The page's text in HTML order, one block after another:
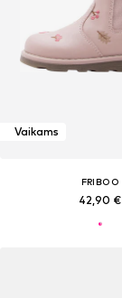
Vaikams
FRIBOO
42,90 €